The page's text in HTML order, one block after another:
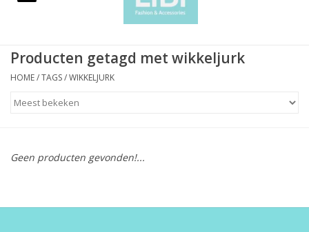
Schoenen
Producten getagd met wikkeljurk
HOME/TAGS/WIKKELJURK
Geen producten gevonden!...